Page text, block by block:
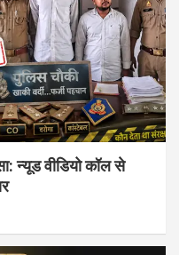
न्यूड वीडियो कॉल से